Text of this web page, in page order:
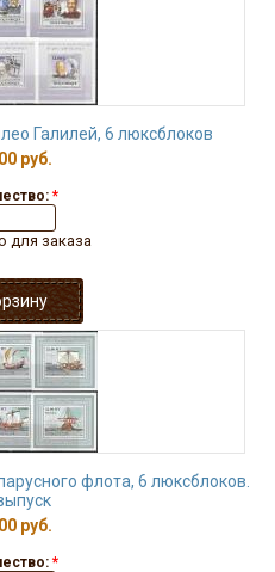
Галилей, 6 люксблоков
руб.
*
для заказа
флота, 6 люксблоков.
руб.
*